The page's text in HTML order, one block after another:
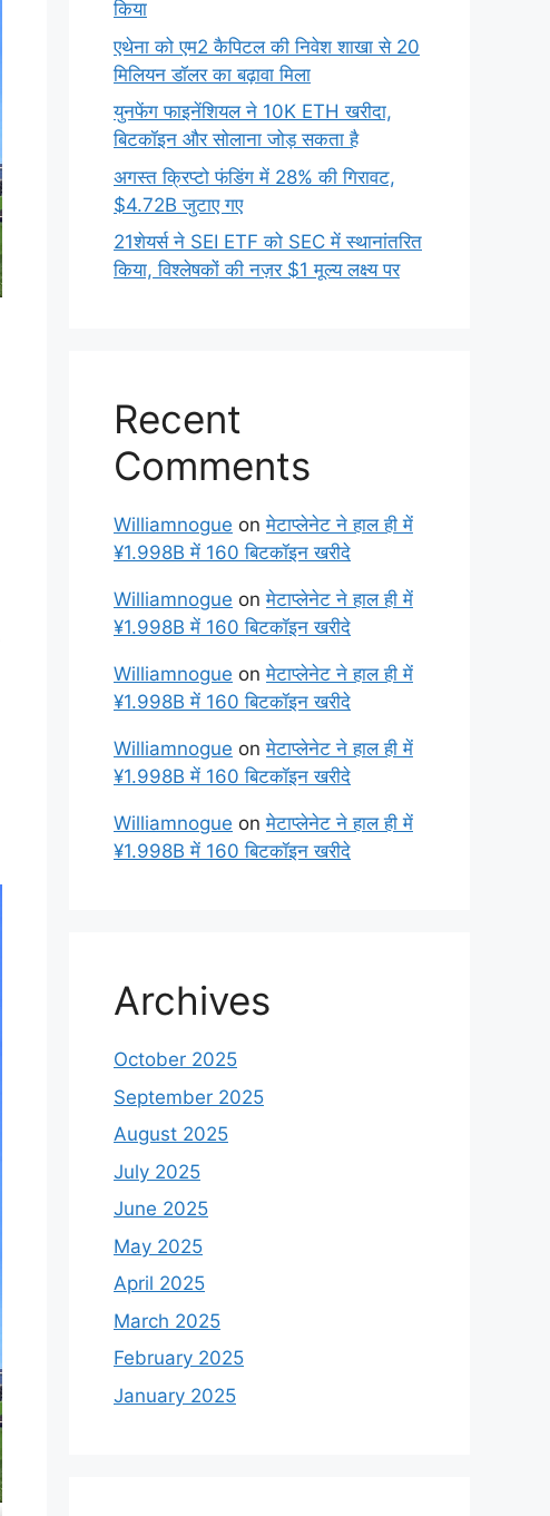
किया
एथेना को एम2 कैपिटल की निवेश शाखा से 20
मिलियन डॉलर का बढ़ावा मिला
युनफेंग फाइनेंशियल ने 10K ETH खरीदा,
बिटकॉइन और सोलाना जोड़ सकता है
अगस्त क्रिप्टो फंडिंग में 28% की गिरावट,
$4.72B जुटाए गए
21शेयर्स ने SEI ETF को SEC में स्थानांतरित
किया, विश्लेषकों की नज़र $1 मूल्य लक्ष्य पर
Recent
Comments
Williamnogue onमेटाप्लेनेट ने हाल ही में
¥1.998B में 160 बिटकॉइन खरीदे
Williamnogue onमेटाप्लेनेट ने हाल ही में
¥1.998B में 160 बिटकॉइन खरीदे
Williamnogue onमेटाप्लेनेट ने हाल ही में
¥1.998B में 160 बिटकॉइन खरीदे
Williamnogue onमेटाप्लेनेट ने हाल ही में
¥1.998B में 160 बिटकॉइन खरीदे
Williamnogue onमेटाप्लेनेट ने हाल ही में
¥1.998B में 160 बिटकॉइन खरीदे
Archives
October 2025
September 2025
August 2025
July 2025
June 2025
May 2025
April 2025
March 2025
February 2025
January 2025